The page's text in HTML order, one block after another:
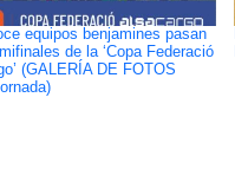
equipos benjamines pasan
de la ‘Copa Federació
(GALERÍA DE FOTOS